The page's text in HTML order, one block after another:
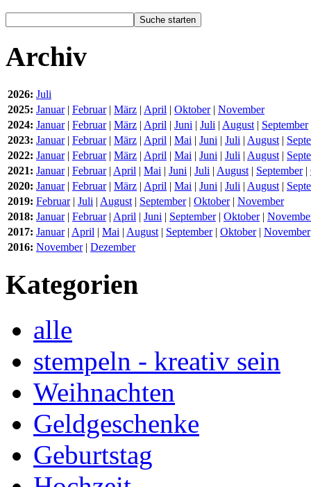
Archiv
2026: Juli
2025: Januar| Februar| März | April | Oktober| November
2024: Januar| Februar| März | April | Juni | Juli | August | September
2023: Januar| Februar| März | April | Mai | Juni | Juli | August |
2022: Januar| Februar| März | April | Mai | Juni | Juli | August |
2021: Januar| Februar| April | Mai | Juni | Juli | August | September|
2020: Januar| Februar| März | April | Mai | Juni | Juli | August |
2019: Februar| Juli | August | September| Oktober| November
2018: Januar| Februar| April | Juni | September| Oktober|
2017: Januar| April | Mai | August | September| Oktober| November
2016: November| Dezember
Kategorien
alle
stempeln - kreativ sein
Weihnachten
Geldgeschenke
Geburtstag